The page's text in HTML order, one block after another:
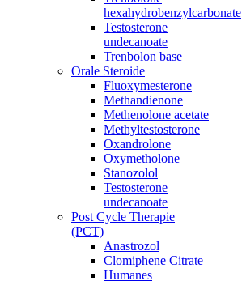
hexahydrobenzylcarbonate
Testosterone
undecanoate
Trenbolon base
Orale Steroide
Fluoxymesterone
Methandienone
Methenolone acetate
Methyltestosterone
Oxandrolone
Oxymetholone
Stanozolol
Testosterone
undecanoate
Post Cycle Therapie
(PCT)
Anastrozol
Clomiphene Citrate
Humanes